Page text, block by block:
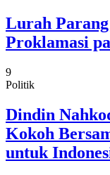
Lurah
Proklamasi
9
Politik
Dindin
Kokoh
untuk